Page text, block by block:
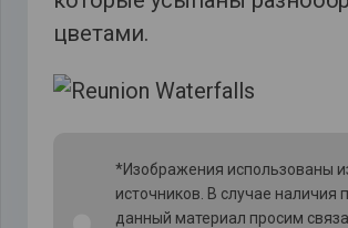
цветами.
*Изображения использованы
источников. В случае наличия
данный материал просим